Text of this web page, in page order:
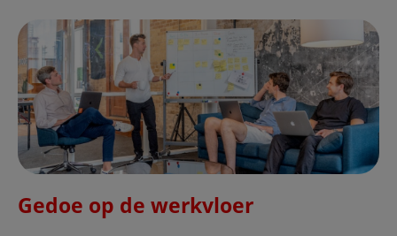
Gedoe op de werkvloer